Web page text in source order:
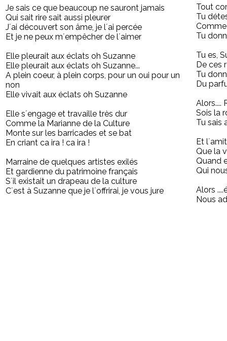
Je sais ce que beaucoup ne sauront jamais
Qui sait rire sait aussi pleurer
J´ai découvert son âme, je l´ai percée
Et je ne peux m´empêcher de l´aimer
Elle pleurait aux éclats oh Suzanne
Elle pleurait aux éclats oh Suzanne...
A plein coeur, à plein corps, pour un oui pour un
non
Elle vivait aux éclats oh Suzanne
Elle s´engage et travaille très dur
Comme la Marianne de la Culture
Monte sur les barricades et se bat
En criant ca ira ! ca ira !
Marraine de quelques artistes exilés
Et gardienne du patrimoine français
S´il existait un drapeau de la culture
C´est à Suzanne que je l´offrirai, je vous jure
Tout
Tu
Tu
Tu es,
De ces
Tu
Du
Alors....
Sois la
Tu sais
Et
Que la
Quand
Qui
Alors
Nous